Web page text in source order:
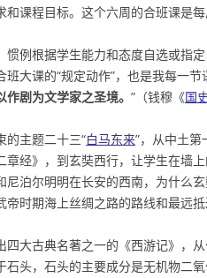
课程目标。这个六周的合班课是每
惯例根据学生能力和态度自选或指
大课的“规定动作”，也是我每一
剧为文学家之圣境。 ”（钱穆《国
的主题二十三“白马东来”，从中土
章经》，到玄奘西行，让学生在墙
尼泊尔明明在长安的西南，为什么
时期海上丝绸之路的路线和最远
四大古典名著之一的《西游记》，
石头，石头的主要成分是无机物二